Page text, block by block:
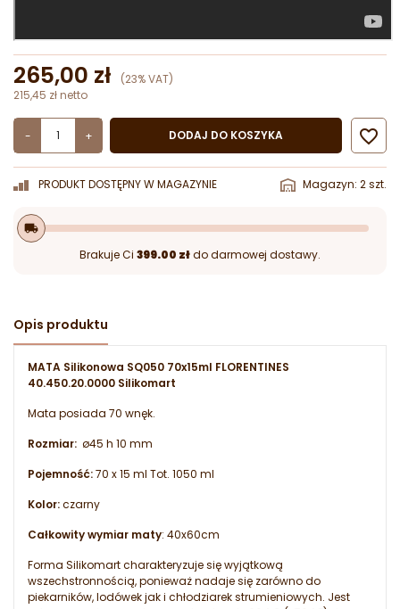
265,00 zł
(23% VAT)
215,45 zł netto
- + DODAJ DO KOSZYKA 
PRODUKT DOSTĘPNY W MAGAZYNIE Magazyn: 2 szt.
local_shipping
Brakuje Ci 399.00 złdo darmowej dostawy.
Opis produktu
MATA Silikonowa SQ050 70x15ml FLORENTINES
40.450.20.0000 Silikomart
Mata posiada 70 wnęk.
Rozmiar: ø45 h 10 mm
Pojemność:70 x 15 ml Tot. 1050 ml
Kolor:czarny
Całkowity wymiar maty: 40x60cm
Forma Silikomart charakteryzuje się wyjątkową
wszechstronnością, ponieważ nadaje się zarówno do
piekarników, lodówek jak i chłodziarek strumieniowych. Jest